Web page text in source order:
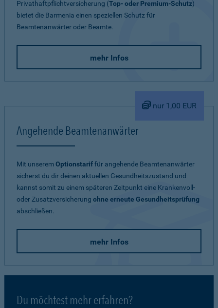
Privathaftpflichtversicherung (Top- oder Premium-Schutz)
bietet die Barmenia einen speziellen Schutz für
Beamtenanwärter oder Beamte.
mehr Infos
nur 1,00 EUR
Angehende Beamtenanwärter
Mit unseremOptionstariffür angehende Beamtenanwärter
sicherst du dir deinen aktuellen Gesundheitszustand und
kannst somit zu einem späteren Zeitpunkt eine Krankenvoll-
oder Zusatzversicherung ohne erneute Gesundheitsprüfung
abschließen.
mehr Infos
Du möchtest mehr erfahren?